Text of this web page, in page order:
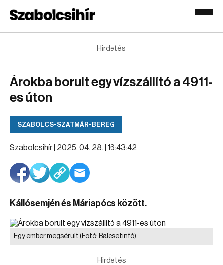
Hirdetés
Árokba borult egy vízszállító a 4911-
es úton
SZABOLCS-SZATMÁR-BEREG
Szabolcsihír | 2025. 04. 28. | 16:43:42
Kállósemjén és Máriapócs között.
Egy ember megsérült (Fotó: Balesetinfó)
Hirdetés